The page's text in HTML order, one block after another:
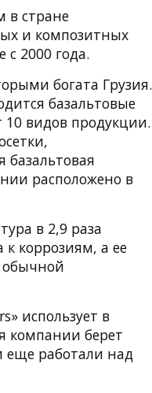
в стране
и композитных
2000 года.
богата Грузия.
базальтовые
10 видов продукции.
расположено в
в 2,9 раза
коррозиям, а ее
обычной
использует в
компании берет
еще работали над